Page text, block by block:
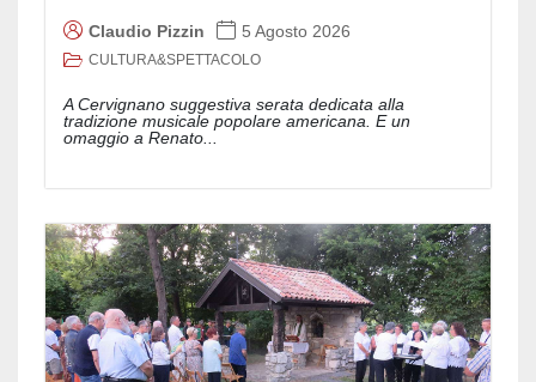
Claudio Pizzin 5 Agosto 2026
CULTURA&SPETTACOLO
A Cervignano suggestiva serata dedicata alla
tradizione musicale popolare americana. E un
omaggio a Renato...